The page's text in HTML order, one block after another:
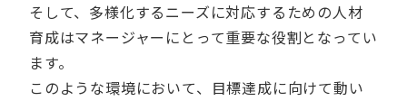
そして、多様化するニーズに対応するための人材
育成はマネージャーにとって重要な役割となってい
ます。
このような環境において、目標達成に向けて動い